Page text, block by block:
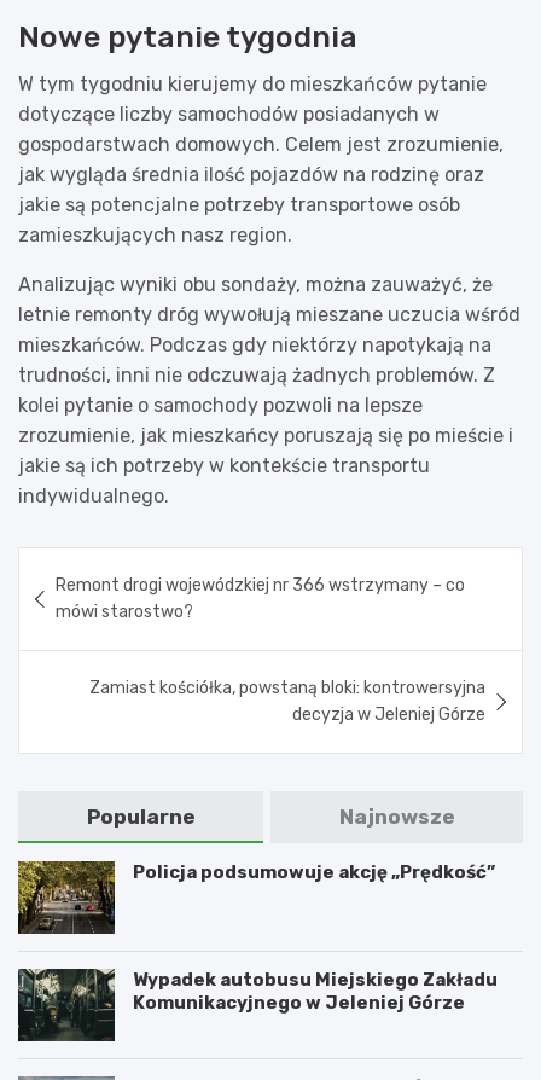
Nowe pytanie tygodnia
W tym tygodniu kierujemy do mieszkańców pytanie
dotyczące liczby samochodów posiadanych w
gospodarstwach domowych. Celem jest zrozumienie,
jak wygląda średnia ilość pojazdów na rodzinę oraz
jakie są potencjalne potrzeby transportowe osób
zamieszkujących nasz region.
Analizując wyniki obu sondaży, można zauważyć, że
letnie remonty dróg wywołują mieszane uczucia wśród
mieszkańców. Podczas gdy niektórzy napotykają na
trudności, inni nie odczuwają żadnych problemów. Z
kolei pytanie o samochody pozwoli na lepsze
zrozumienie, jak mieszkańcy poruszają się po mieście i
jakie są ich potrzeby w kontekście transportu
indywidualnego.
wpisu
Remont drogi wojewódzkiej nr 366 wstrzymany – co
mówi starostwo?
Zamiast kościółka, powstaną bloki: kontrowersyjna
decyzja w Jeleniej Górze
Popularne Najnowsze
Policja podsumowuje akcję „Prędkość”
Wypadek autobusu Miejskiego Zakładu
Komunikacyjnego w Jeleniej Górze